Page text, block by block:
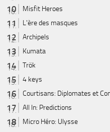
Misfit Heroes
L'ère des masques
Archipels
Kumata
Trök
4 keys
Courtisans: Diplomates et
All In: Predictions
Micro Héro: Ulysse